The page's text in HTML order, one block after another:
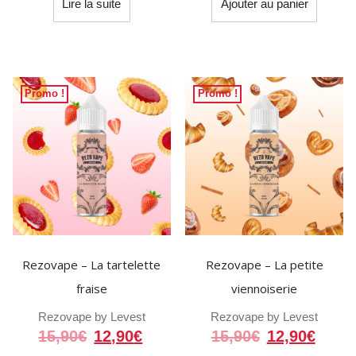
était :
Lire la suite
était : est :
Ajouter au panier
Promo !
Rezovape – La tartelette
fraise
Rezovape by Levest
15,90€ Le
12,90€
Promo !
Rezovape – La petite
viennoiserie
Rezovape by Levest
15,90€ Le
12,90€